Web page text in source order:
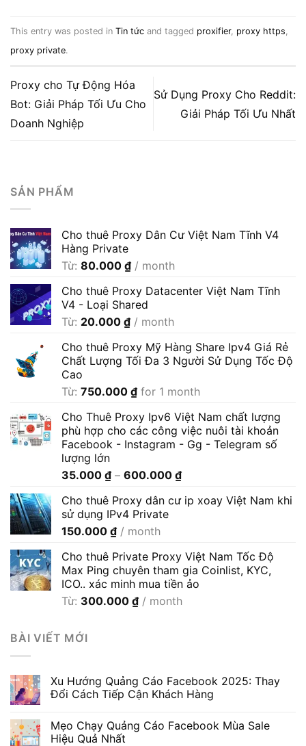
This entry was posted in Tin tức and tagged proxifier, proxy https
proxy private.
Proxy cho Tự Động Hóa
Bot: Giải Pháp Tối Ưu Cho
Doanh Nghiệp
Sử Dụng Proxy Cho Reddit:
Giải Pháp Tối Ưu Nhất
SẢN PHẨM
Cho thuê Proxy Dân Cư Việt Nam Tĩnh V4
Hàng Private
Từ: 80.000 ₫ / month
Cho thuê Proxy Datacenter Việt Nam Tĩnh
V4 - Loại Shared
Từ: 20.000 ₫ / month
Cho thuê Proxy Mỹ Hàng Share Ipv4 Giá Rẻ
Chất Lượng Tối Đa 3 Người Sử Dụng Tốc Độ
Cao
Từ: 750.000 ₫ for 1 month
Cho Thuê Proxy Ipv6 Việt Nam chất lượng
phù hợp cho các công việc nuôi tài khoản
Facebook - Instagram - Gg - Telegram số
lượng lớn
35.000 ₫ – 600.000 ₫Khoảng
từ
Cho thuê Proxy dân cư ip xoay Việt Nam khi
sử dụng IPv4 Private
150.000 ₫ / month
Cho thuê Private Proxy Việt Nam Tốc Độ
Max Ping chuyên tham gia Coinlist, KYC,
ICO.. xác minh mua tiền ảo
Từ: 300.000 ₫ / month
BÀI VIẾT MỚI
Xu Hướng Quảng Cáo Facebook 2025: Thay
Đổi Cách Tiếp Cận Khách Hàng
Mẹo Chạy Quảng Cáo Facebook Mùa Sale
Hiệu Quả Nhất